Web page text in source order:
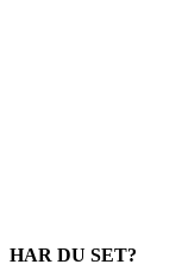
HAR DU SET?